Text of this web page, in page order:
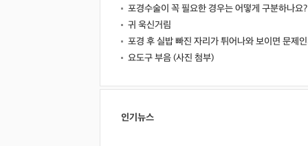
포경수술이 꼭 필요한 경우는 어떻게 구분하나요?
귀 욱신거림
포경 후 실밥 빠진 자리가 튀어나와 보이면 문제
요도구 부음 (사진 첨부)
인기뉴스